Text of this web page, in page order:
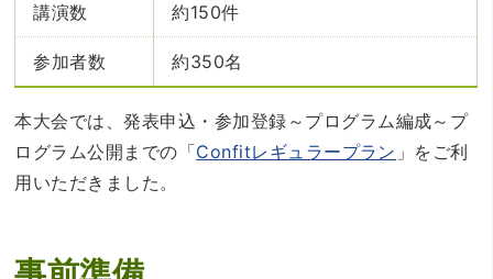
講演数 約150件
参加者数 約350名
本大会では、発表申込・参加登録～プログラム編成～プ
ログラム公開までの「Confitレギュラープラン 」をご利
用いただきました。